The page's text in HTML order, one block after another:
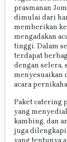
prasmanan
dimulai dari
memberikan
mengadakan
tinggi. Dalam
terdapat
dengan selera,
menyesuaikan
acara
Paket catering
yang
kambing, dan
juga dilengkapi
yang tentunya